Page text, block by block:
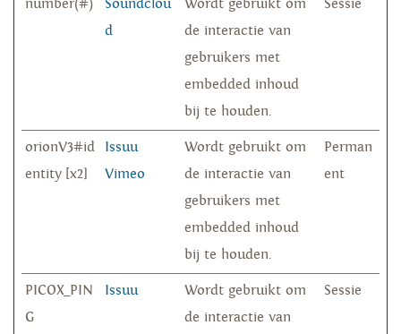
number(#)
Soundclou
d
Wordt gebruikt om
de interactie van
gebruikers met
embedded inhoud
bij te houden.
Sessie
orionV3#id
entity [x2]
Issuu
Vimeo
Wordt gebruikt om
de interactie van
gebruikers met
embedded inhoud
bij te houden.
Perman
ent
PICOX_PIN
G
Issuu
Wordt gebruikt om
de interactie van
Sessie